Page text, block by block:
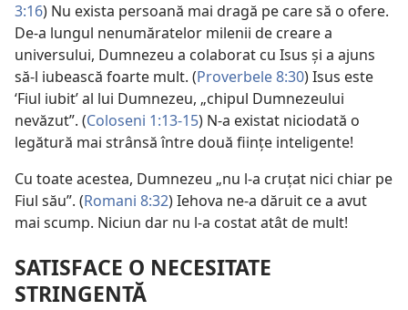
3:16) Nu exista persoană mai dragă pe care să o ofere.
De-a lungul nenumăratelor milenii de creare a
universului, Dumnezeu a colaborat cu Isus și a ajuns
să-l iubească foarte mult. (Proverbele 8:30) Isus este
‘Fiul iubit’ al lui Dumnezeu, „chipul Dumnezeului
nevăzut”. (Coloseni 1:13-15) N-a existat niciodată o
legătură mai strânsă între două ființe inteligente!
Cu toate acestea, Dumnezeu „nu l-a cruțat nici chiar pe
Fiul său”. (Romani 8:32) Iehova ne-a dăruit ce a avut
mai scump. Niciun dar nu l-a costat atât de mult!
SATISFACE O NECESITATE
STRINGENTĂ